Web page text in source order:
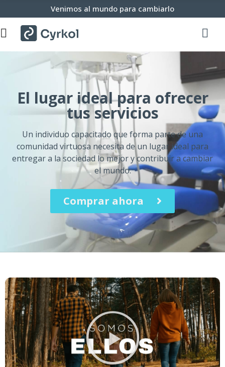
Venimos al mundo para cambiarlo
El lugar ideal para ofrecer
tus servicios
Un individuo capacitado que forma parte de una
comunidad virtuosa necesita de un lugar ideal para
entregar a la sociedad lo mejor y contribuir a cambiar
el mundo.
Comprar ahora